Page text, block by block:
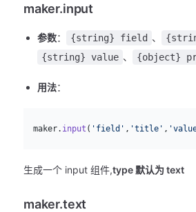
maker.input
参数： {string} field 、
{string} value 、 {object}
用法：
  maker.
input ( 'field' , 'title' ,
生成一个 input 组件,type 默认为 text
maker.text